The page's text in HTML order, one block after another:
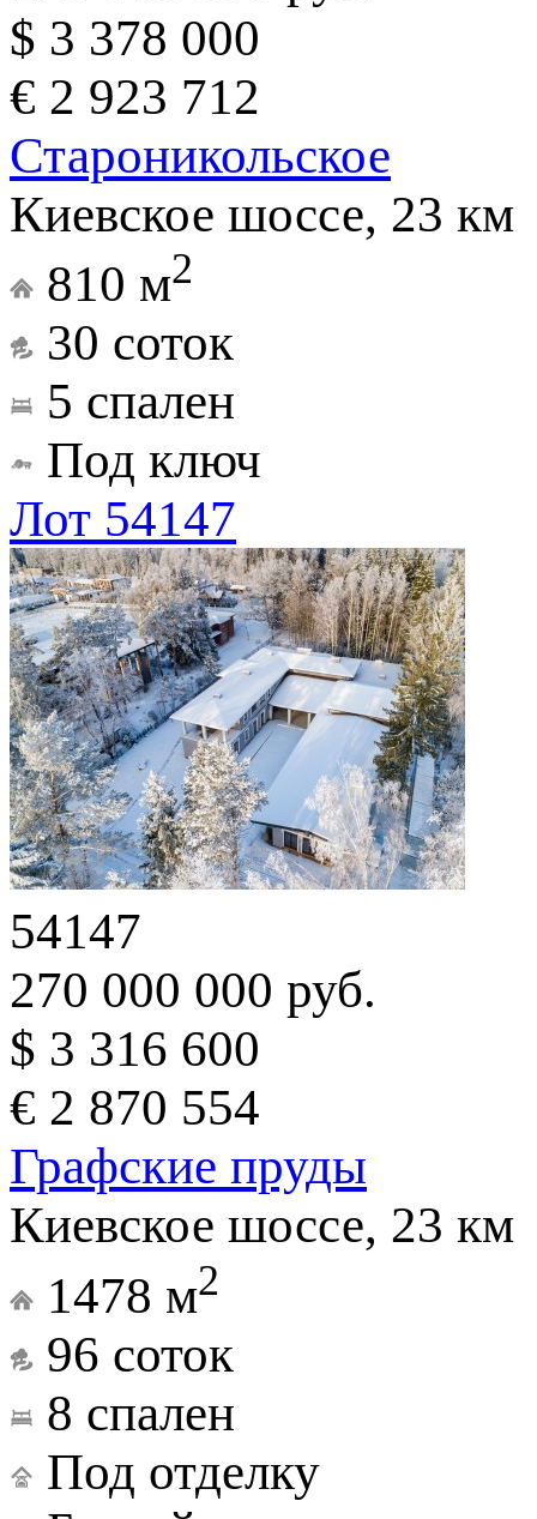
$ 3 378 000
€ 2 923 712
Староникольское
Киевское шоссе, 23 км
810 м2
30 соток
5 спален
Под ключ
Лот 54147
54147
270 000 000 руб.
$ 3 316 600
€ 2 870 554
Графские пруды
Киевское шоссе, 23 км
1478 м2
96 соток
8 спален
Под отделку